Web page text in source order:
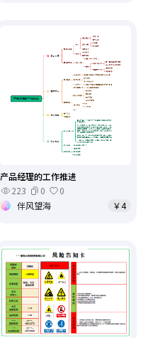
产品经理的工作推进
223
0
0
伴风望海
￥4